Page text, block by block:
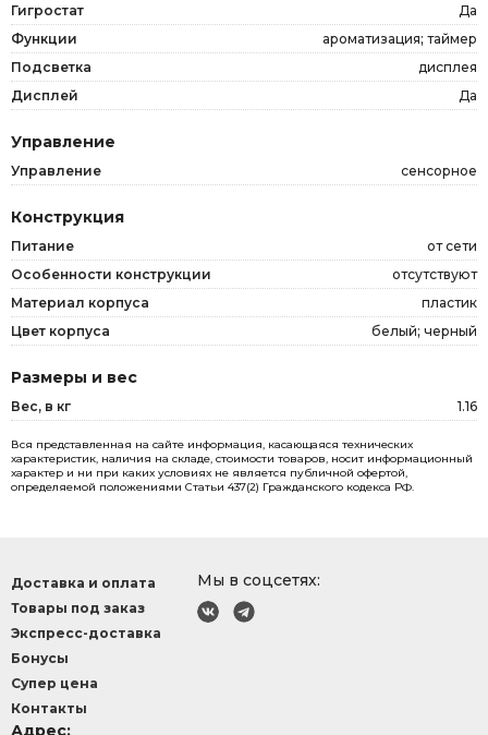
Гигростат
Да
Функции
ароматизация; таймер
Подсветка
дисплея
Дисплей
Да
Управление
Управление сенсорное
Конструкция
Питание
от сети
Особенности конструкции
отсутствуют
Материал корпуса
пластик
Цвет корпуса
белый; черный
Размеры и вес
Вес, в кг 1.16
Вся представленная на сайте информация, касающаяся технических
характеристик, наличия на складе, стоимости товаров, носит информационный
характер и ни при каких условиях не является публичной офертой,
определяемой положениями Статьи 437(2) Гражданского кодекса РФ.
Мы в соцсетях:
Доставка и оплата
Товары под заказ
Экспресс-доставка
Бонусы
Супер цена
Контакты
Адрес: